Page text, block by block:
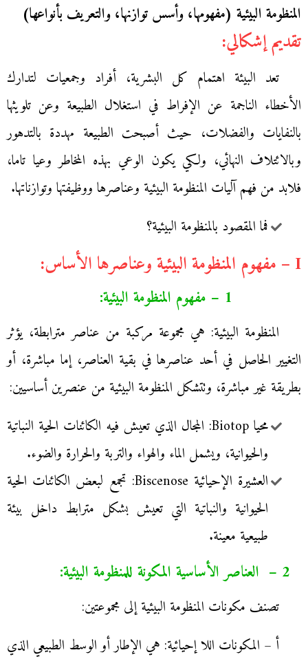
المنظومة البيئية (مفهومها، وأسس توازنها، والتعريف بأنواعها)
تقديم إشكالي:
تعد البيئة اهتمام كل البشرية، أفراد وجمعيات لتدارك
الأخطاء الناجمة عن الإفراط في استغلال الطبيعة وعن تلويثها
بالنفايات والفضلات، حيث أصبحت الطبيعة مهددة بالتدهور
وبالائتلاف النهائي، ولكي يكون الوعي بهذه المخاطر وعيا تاما،
فلابد من فهم آليات المنظومة البيئية وعناصرها ووظيفتها وتوازناتها.
فما المقصود بالمنظومة البيئية؟
I – مفهوم المنظومة البيئية وعناصرها الأساس:
المنظومة البيئية: هي مجموعة مركبة من عناصر مترابطة، يؤثر
التغيير الحاصل في أحد عناصرها في بقية العناصر، إما مباشرة، أو
بطريقة غير مباشرة، وتتشكل المنظومة البيئية من عنصرين أساسيين:
محيا Biotop: المجال الذي تعيش فيه الكائنات الحية النباتية
والحيوانية، ويشمل الماء والهواء والتربة والحرارة والضوء.
العشيرة الإحيائية Biscenose: تجمع لبعض الكائنات الحية
الحيوانية والنباتية التي تعيش بشكل مترابط داخل بيئة
طبيعية معينة.
2 – العناصر الأساسية المكونة للمنظومة البيئية:
تصنف مكونات المنظومة البيئية إلى مجموعتين:
أ – المكونات اللا إحيائية: هي الإطار أو الوسط الطبيعي الذي